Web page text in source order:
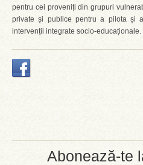
Abonează-te
pentru cei proveniți din grupuri
private și publice pentru a pilota și
intervenții integrate socio-